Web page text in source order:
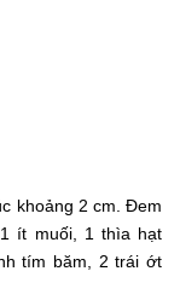
khoảng 2 cm. Đem
ít muối, 1 thìa hạt
tím băm, 2 trái ớt